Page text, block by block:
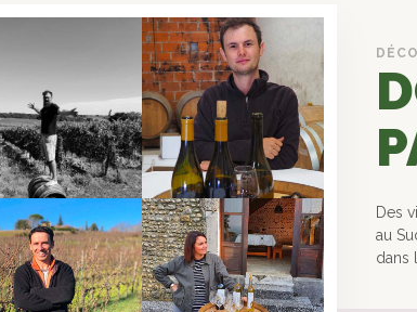
Des
au
dans